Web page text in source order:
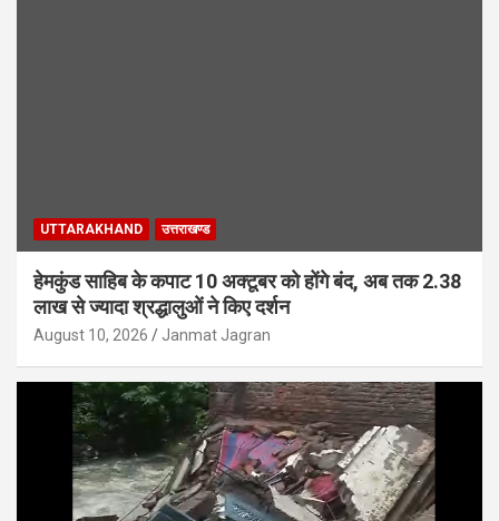
UTTARAKHAND उत्तराखण्ड
हेमकुंड साहिब के कपाट 10 अक्टूबर को होंगे बंद, अब तक 2.38
लाख से ज्यादा श्रद्धालुओं ने किए दर्शन
August 10, 2026 Janmat Jagran